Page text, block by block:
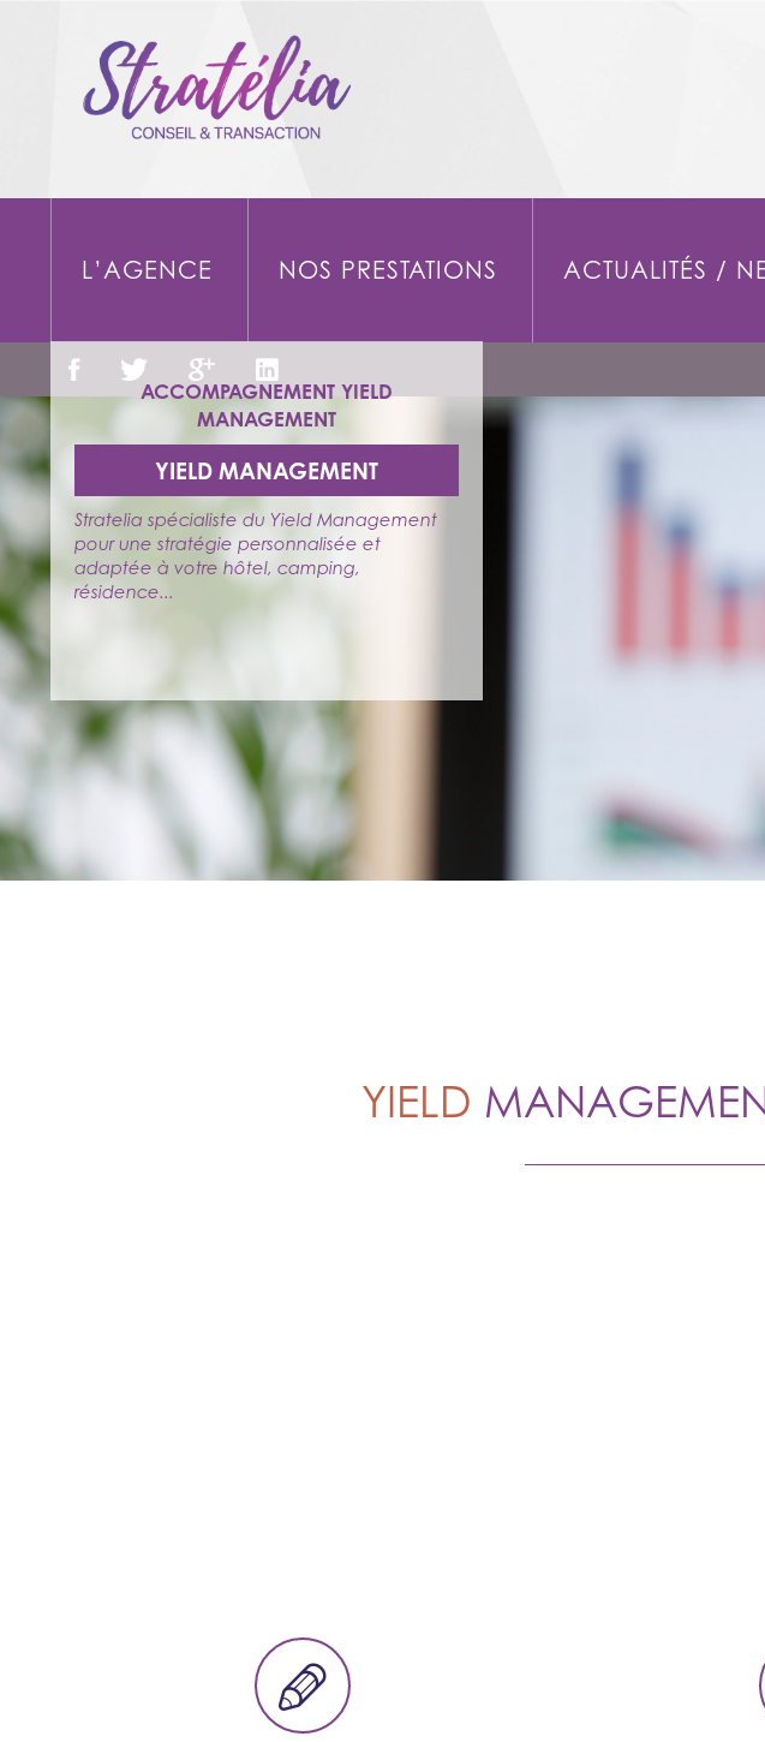
L’AGENCE NOS PRESTATIONS ACTUALITÉS /
ACCOMPAGNEMENT YIELD
MANAGEMENT
YIELD MANAGEMENT
Stratelia spécialiste du Yield Management
pour une stratégie personnalisée et
adaptée à votre hôtel, camping,
résidence...
YIELD
RESPONSABLE DE LA RÉDACTION DU SITE :